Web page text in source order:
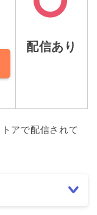
配信あり
アで配信されて